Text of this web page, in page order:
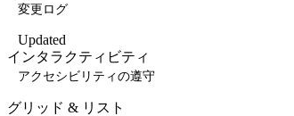
変更ログ
Updated
インタラクティビティ
アクセシビリティの遵守
グリッド & リスト